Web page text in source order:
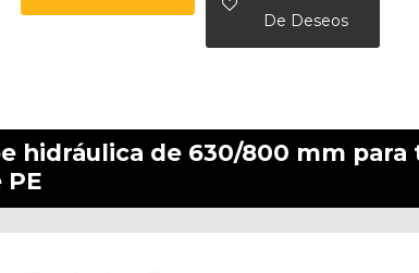
De Deseos
hidráulica de 630/800 mm para
PE